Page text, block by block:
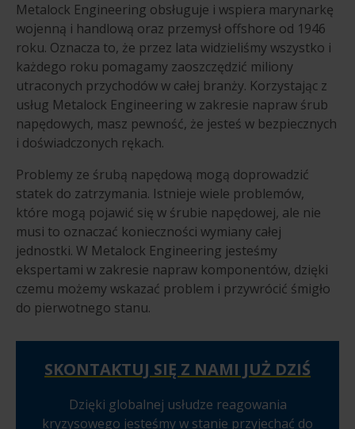
Metalock Engineering obsługuje i wspiera marynarkę
wojenną i handlową oraz przemysł offshore od 1946
roku. Oznacza to, że przez lata widzieliśmy wszystko i
każdego roku pomagamy zaoszczędzić miliony
utraconych przychodów w całej branży. Korzystając z
usług Metalock Engineering w zakresie napraw śrub
napędowych, masz pewność, że jesteś w bezpiecznych
i doświadczonych rękach.
Problemy ze śrubą napędową mogą doprowadzić
statek do zatrzymania. Istnieje wiele problemów,
które mogą pojawić się w śrubie napędowej, ale nie
musi to oznaczać konieczności wymiany całej
jednostki. W Metalock Engineering jesteśmy
ekspertami w zakresie napraw komponentów, dzięki
czemu możemy wskazać problem i przywrócić śmigło
do pierwotnego stanu.
SKONTAKTUJ SIĘ Z NAMI JUŻ DZIŚ
Dzięki globalnej usłudze reagowania
kryzysowego jesteśmy w stanie przyjechać do